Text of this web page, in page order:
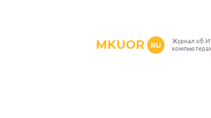
MKUOR RU
Журнал об